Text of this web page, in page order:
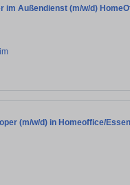
im Außendienst (m/w/d)
(m/w/d) in Homeoffice/Essen